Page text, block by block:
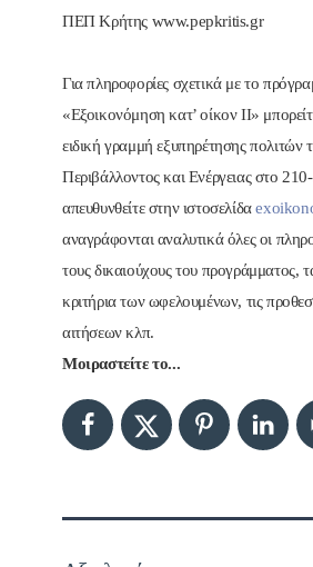
ΠΕΠ Κρήτης www.pepkritis.gr
Για πληροφορίες σχετικά με το
«Εξοικονόμηση κατ’ οίκον ΙΙ»
ειδική γραμμή εξυπηρέτησης πολιτών
Περιβάλλοντος και Ενέργειας στο
απευθυνθείτε στην ιστοσελίδα
αναγράφονται αναλυτικά όλες οι
τους δικαιούχους του προγράμματος,
κριτήρια των ωφελουμένων, τις
αιτήσεων κλπ.
Μοιραστείτε το...